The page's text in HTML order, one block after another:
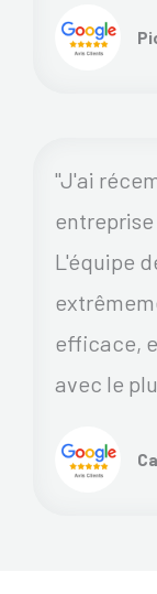
"J'ai
L'équipe
efficace,
avec le